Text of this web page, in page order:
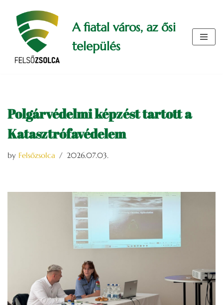
Skip
content
A fiatal város, az ősi
település
Polgárvédelmi képzést tartott a
Katasztrófavédelem
by Felsőzsolca 2026.07.03.